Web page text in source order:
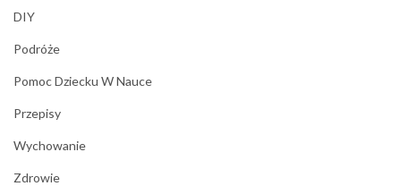
DIY
Podróże
Pomoc Dziecku W Nauce
Przepisy
Wychowanie
Zdrowie